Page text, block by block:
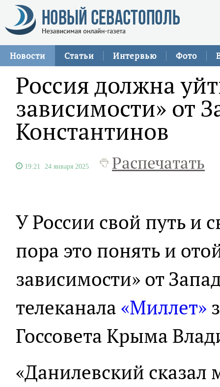
Новости Статьи Интервью Фото
Россия должна
зависимости» от
Константинов
19:21 24 января 2025 Распечатать
У России свой путь и
пора это понять и
зависимости» от
телеканала «Миллет»
Госсовета Крыма
«Данилевский сказал